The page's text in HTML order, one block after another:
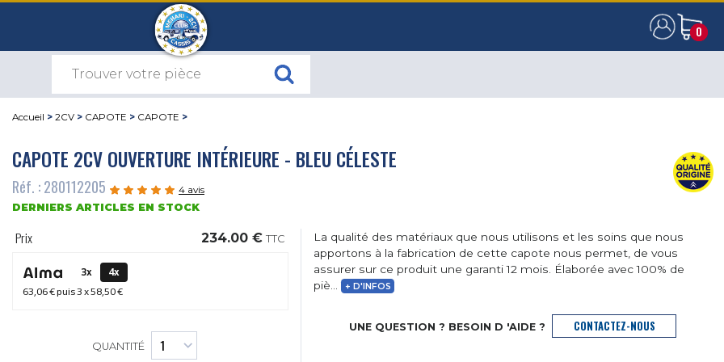
0
0
Accueil > 2CV > CAPOTE > CAPOTE >
CAPOTE 2CV OUVERTURE INTÉRIEURE - BLEU CÉLESTE
Réf. : 280112205 4 avis
DERNIERS ARTICLES EN STOCK
Prix 234.00 € TTC
3x
4x
63,06 €puis 3 x58,50 €
QUANTITÉ
La qualité des matériaux que nous utilisons et les soins que nous
apportons à la fabrication de cette capote nous permet, de vous
assurer sur ce produit une garanti 12 mois. Élaborée avec 100% de
piè... + D'INFOS
UNE QUESTION ? BESOIN D 'AIDE ? CONTACTEZ-NOUS